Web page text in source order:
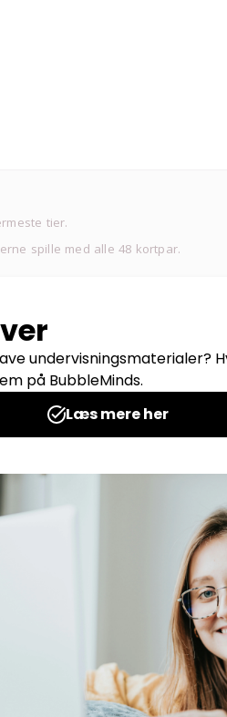
tier.
spille med alle 48 kortpar.
kr